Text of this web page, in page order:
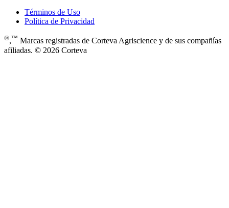
Términos de Uso
Política de Privacidad
®,™ Marcas registradas de Corteva Agriscience y de sus compañías
afiliadas. © 2026 Corteva